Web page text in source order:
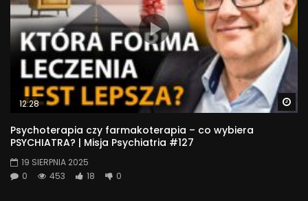
12:28
Psychoterapia czy farmakoterapia – co wybiera
PSYCHIATRA? | Misja Psychiatria #127
19 SIERPNIA 2025
0
453 18 0